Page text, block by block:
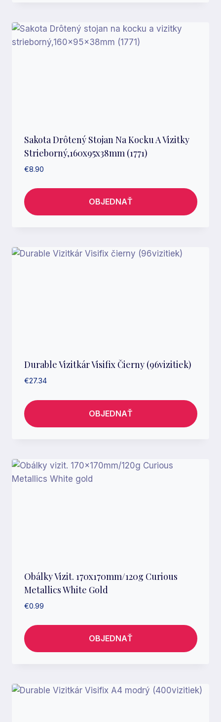
Sakota Drôtený Stojan Na Kocku A Vizitky
Strieborný,160x95x38mm (1771)
€8.90
OBJEDNAŤ
Durable Vizitkár Visifix Čierny (96vizitiek)
€27.34
OBJEDNAŤ
Obálky Vizit. 170x170mm/120g Curious
Metallics White Gold
€0.99
OBJEDNAŤ